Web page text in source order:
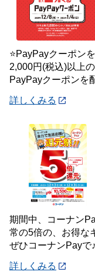
⭐PayPayクーポンを事前にゲ
2,000円(税込)以上
PayPayクーポンを配布中✨ 【対象期間
詳しくみる
期間中、コーナン
常の5倍の、お得な
ぜひコーナンPayで♪ 【対象期間】 12月3日(水)～12月31
詳しくみる